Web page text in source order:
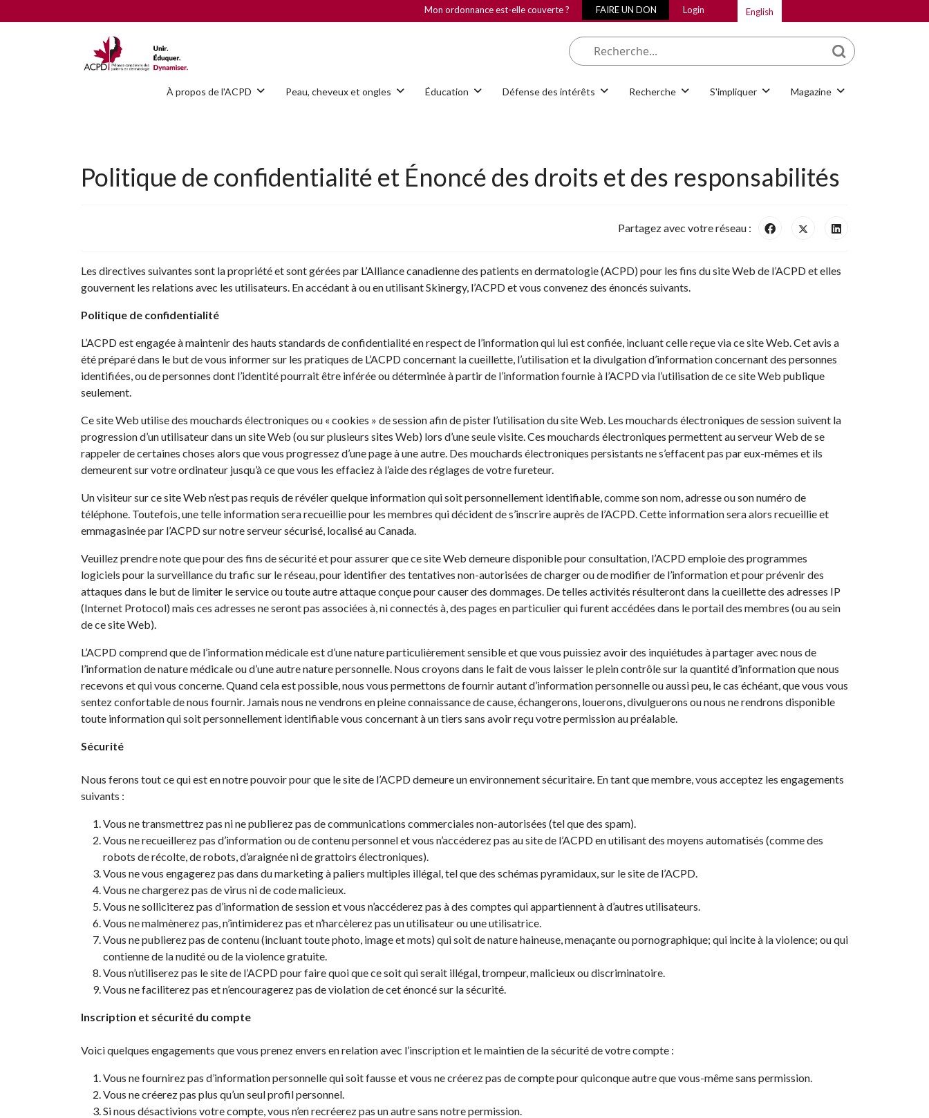
À propos de l'ACPD Peau, cheveux et ongles Éducation Défense des intérêts Recherche S'impliquer Magazine
Mon ordonnance est-elle couverte ? FAIRE UN DON Login English
Que cherchez-vous
Politique de confidentialité et Énoncé des droits et des responsabilités
Partagez avec votre réseau :
Les directives suivantes sont la propriété et sont gérées par L’Alliance canadienne des patients en dermatologie (ACPD) pour les fins du site Web de l’ACPD et elles
gouvernent les relations avec les utilisateurs. En accédant à ou en utilisant Skinergy, l’ACPD et vous convenez des énoncés suivants.
Politique de confidentialité
L’ACPD est engagée à maintenir des hauts standards de confidentialité en respect de l’information qui lui est confiée, incluant celle reçue via ce site Web. Cet avis a
été préparé dans le but de vous informer sur les pratiques de L’ACPD concernant la cueillette, l’utilisation et la divulgation d’information concernant des personnes
identifiées, ou de personnes dont l’identité pourrait être inférée ou déterminée à partir de l’information fournie à l’ACPD via l’utilisation de ce site Web publique
seulement.
Ce site Web utilise des mouchards électroniques ou « cookies » de session afin de pister l’utilisation du site Web. Les mouchards électroniques de session suivent la
progression d’un utilisateur dans un site Web (ou sur plusieurs sites Web) lors d’une seule visite. Ces mouchards électroniques permettent au serveur Web de se
rappeler de certaines choses alors que vous progressez d’une page à une autre. Des mouchards électroniques persistants ne s’effacent pas par eux-mêmes et ils
demeurent sur votre ordinateur jusqu’à ce que vous les effaciez à l’aide des réglages de votre fureteur.
Un visiteur sur ce site Web n’est pas requis de révéler quelque information qui soit personnellement identifiable, comme son nom, adresse ou son numéro de
téléphone. Toutefois, une telle information sera recueillie pour les membres qui décident de s’inscrire auprès de l’ACPD. Cette information sera alors recueillie et
emmagasinée par l’ACPD sur notre serveur sécurisé, localisé au Canada.
Veuillez prendre note que pour des fins de sécurité et pour assurer que ce site Web demeure disponible pour consultation, l’ACPD emploie des programmes
logiciels pour la surveillance du trafic sur le réseau, pour identifier des tentatives non-autorisées de charger ou de modifier de l’information et pour prévenir des
attaques dans le but de limiter le service ou toute autre attaque conçue pour causer des dommages. De telles activités résulteront dans la cueillette des adresses IP
(Internet Protocol) mais ces adresses ne seront pas associées à, ni connectés à, des pages en particulier qui furent accédées dans le portail des membres (ou au sein
de ce site Web).
L’ACPD comprend que de l’information médicale est d’une nature particulièrement sensible et que vous puissiez avoir des inquiétudes à partager avec nous de
l’information de nature médicale ou d’une autre nature personnelle. Nous croyons dans le fait de vous laisser le plein contrôle sur la quantité d’information que nous
recevons et qui vous concerne. Quand cela est possible, nous vous permettons de fournir autant d’information personnelle ou aussi peu, le cas échéant, que vous vous
sentez confortable de nous fournir. Jamais nous ne vendrons en pleine connaissance de cause, échangerons, louerons, divulguerons ou nous ne rendrons disponible
toute information qui soit personnellement identifiable vous concernant à un tiers sans avoir reçu votre permission au préalable.
Sécurité
Nous ferons tout ce qui est en notre pouvoir pour que le site de l’ACPD demeure un environnement sécuritaire. En tant que membre, vous acceptez les engagements
suivants :
Vous ne transmettrez pas ni ne publierez pas de communications commerciales non-autorisées (tel que des spam).
Vous ne recueillerez pas d’information ou de contenu personnel et vous n’accéderez pas au site de l’ACPD en utilisant des moyens automatisés (comme des
robots de récolte, de robots, d’araignée ni de grattoirs électroniques).
Vous ne vous engagerez pas dans du marketing à paliers multiples illégal, tel que des schémas pyramidaux, sur le site de l’ACPD.
Vous ne chargerez pas de virus ni de code malicieux.
Vous ne solliciterez pas d’information de session et vous n’accéderez pas à des comptes qui appartiennent à d’autres utilisateurs.
Vous ne malmènerez pas, n’intimiderez pas et n’harcèlerez pas un utilisateur ou une utilisatrice.
Vous ne publierez pas de contenu (incluant toute photo, image et mots) qui soit de nature haineuse, menaçante ou pornographique; qui incite à la violence; ou qui
contienne de la nudité ou de la violence gratuite.
Vous n’utiliserez pas le site de l’ACPD pour faire quoi que ce soit qui serait illégal, trompeur, malicieux ou discriminatoire.
Vous ne faciliterez pas et n’encouragerez pas de violation de cet énoncé sur la sécurité.
Inscription et sécurité du compte
Voici quelques engagements que vous prenez envers en relation avec l’inscription et le maintien de la sécurité de votre compte :
Vous ne fournirez pas d’information personnelle qui soit fausse et vous ne créerez pas de compte pour quiconque autre que vous-même sans permission.
Vous ne créerez pas plus qu’un seul profil personnel.
Si nous désactivions votre compte, vous n’en recréerez pas un autre sans notre permission.